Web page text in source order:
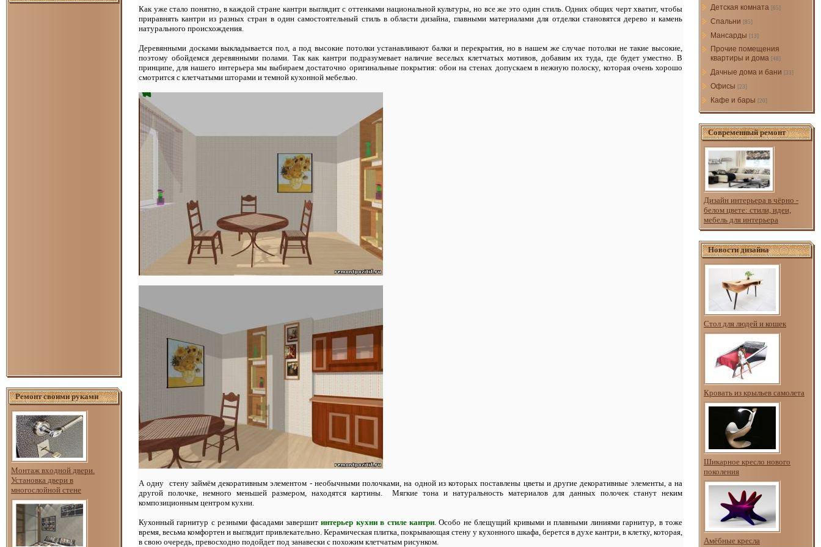
Ремонт своими руками
Монтаж входной двери.
Установка двери в
многослойной стене
Как уже стало понятно, в каждой стране кантри выглядит с оттенками национальной культуры, но все же это один стиль. Одних общих черт хватит, чтобы
приравнять кантри из разных стран в один самостоятельный стиль в области дизайна, главными материалами для отделки становятся дерево и камень
натурального происхождения.
Деревянными досками выкладывается пол, а под высокие потолки устанавливают балки и перекрытия, но в нашем же случае потолки не такие высокие,
поэтому обойдемся деревянными полами. Так как кантри подразумевает наличие веселых клетчатых мотивов, добавим их туда, где будет уместно. В
принципе, для нашего интерьера мы выбираем достаточно оригинальные покрытия: обои на стенах допускаем в нежную полоску, которая очень хорошо
смотрится с клетчатыми шторами и темной кухонной мебелью.
А одну стену займём декоративным элементом - необычными полочками, на одной из которых поставлены цветы и другие декоративные элементы, а на
другой полочке, немного меньшей размером, находятся картины. Мягкие тона и натуральность материалов для данных полочек станут неким
композиционным центром кухни.
Кухонный гарнитур с резными фасадами завершитинтерьер кухни в стиле кантри . Особо не блещущий кривыми и плавными линиями гарнитур, в тоже
время, весьма комфортен и выглядит привлекательно. Керамическая плитка, покрывающая стену у кухонного шкафа, берется в духе кантри, в клетку, которая,
в свою очередь, превосходно подойдет под занавески с похожим клетчатым рисунком.
Детская комната [65]
Спальни [85]
Мансарды [13]
Прочие помещения
квартиры и дома [48]
Дачные дома и бани [33]
Офисы [23]
Кафе и бары [20]
Современный ремонт
Дизайн интерьера в чёрно -
белом цвете: стили, идеи,
мебель для интерьера
Новости дизайна
Стол для людей и кошек
Кровать из крыльев самолета
Шикарное кресло нового
поколения
Амёбные кресла